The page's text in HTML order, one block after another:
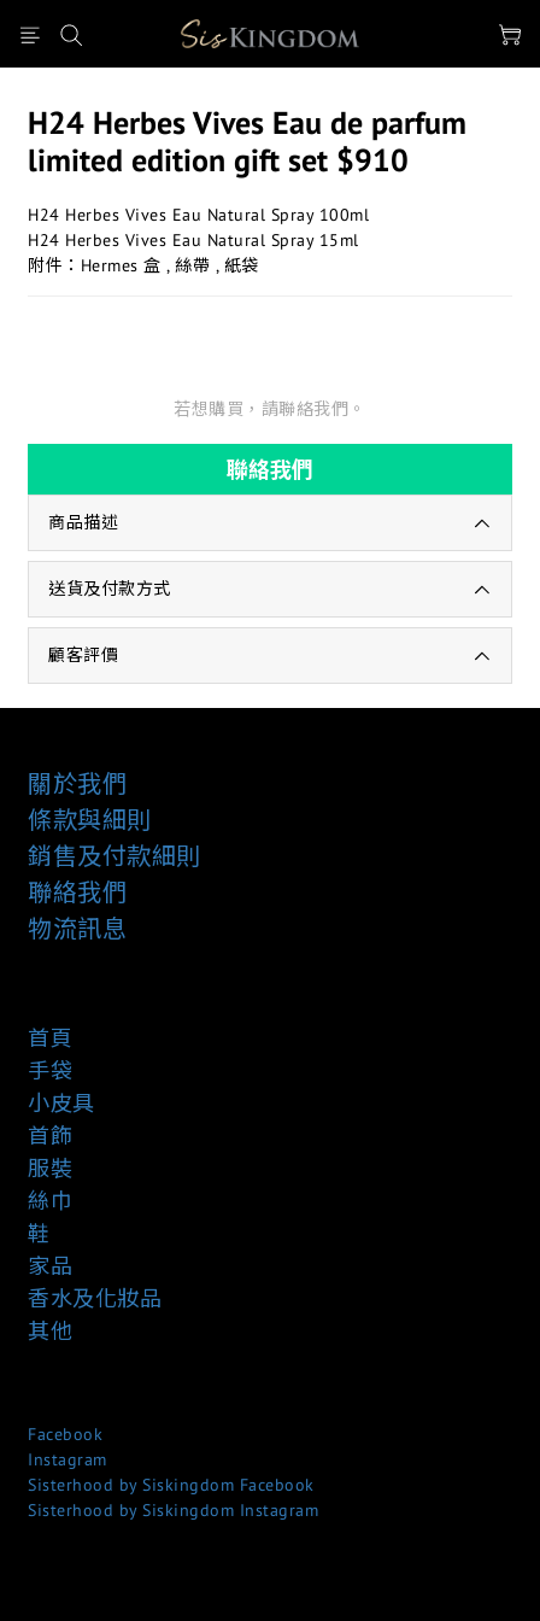
H24 Herbes Vives Eau de parfum
limited edition gift set $910
H24 Herbes Vives Eau Natural Spray 100ml
H24 Herbes Vives Eau Natural Spray 15ml
附件：Hermes 盒 , 絲帶 , 紙袋
若想購買，請聯絡我們。
聯絡我們
商品描述
送貨及付款方式
顧客評價
關於我們
條款與細則
銷售及付款細則
聯絡我們
物流訊息
首頁
手袋
小皮具
首飾
服裝
絲巾
鞋
家品
香水及化妝品
其他
Facebook
Instagram
Sisterhood by Siskingdom Facebook
Sisterhood by Siskingdom Instagram